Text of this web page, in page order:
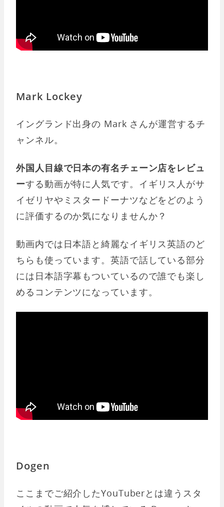
Mark Lockey
イングランド出身の Mark さんが運営するチ
ャンネル。
外国人目線で日本の有名チェーン店をレビュ
ーする動画が特に人気です。イギリス人がサ
イゼリヤやミスタードーナツなどをどのよう
に評価するのか気になりませんか？
動画内では日本語と綺麗なイギリス英語のど
ちらも使っています。英語で話している部分
には日本語字幕もついているので誰でも楽し
めるコンテンツになっています。
Dogen
ここまでご紹介したYouTuberとは違うスタ